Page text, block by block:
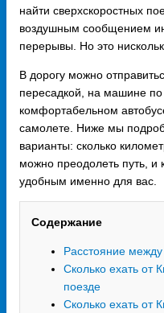
найти сверхскоростных
воздушным сообщением
перерывы. Но это
В дорогу можно
пересадкой, на машине
комфортабельном
самолете. Ниже мы
варианты: сколько
можно преодолеть путь, и
удобным именно для вас.
Содержание
Расстояние
Сколько ехать от
поезде
Сколько ехать от